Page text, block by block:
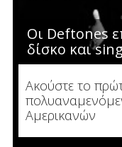
Οι Deftones
δίσκο και
Ακούστε το
Αμερικανών